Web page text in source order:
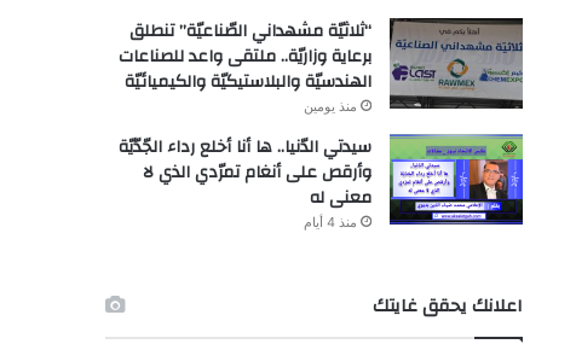
“ثلاثيّة مشهداني الصّناعيّة” تنطلق
برعاية وزاريّة.. ملتقى واعد للصناعات
الهندسيّة والبلاستيكيّة والكيميائيّة
منذ يومين
سيدتي الدّنيا.. ها أنا أخلع رداء الجّدّيّة
وأرقص على أنغام تمرّدي الذي لا
معنى له
منذ 4 أيام
اعلانك يحقق غايتك